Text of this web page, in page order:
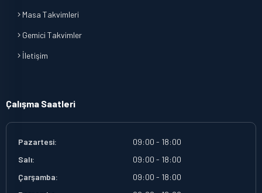
Masa Takvimleri
Gemici Takvimler
İletişim
Çalışma Saatleri
Pazartesi:
09:00 - 18:00
Salı:
09:00 - 18:00
Çarşamba:
09:00 - 18:00